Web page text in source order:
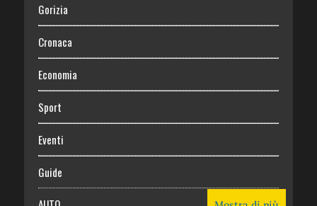
Gorizia
Cronaca
Economia
Sport
Eventi
Guide